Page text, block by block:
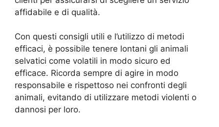
affidabile e di qualità.
Con questi consigli utili e l’utilizzo di metodi
efficaci, è possibile tenere lontani gli animali
selvatici come volatili in modo sicuro ed
efficace. Ricorda sempre di agire in modo
responsabile e rispettoso nei confronti degli
animali, evitando di utilizzare metodi violenti o
dannosi per loro.